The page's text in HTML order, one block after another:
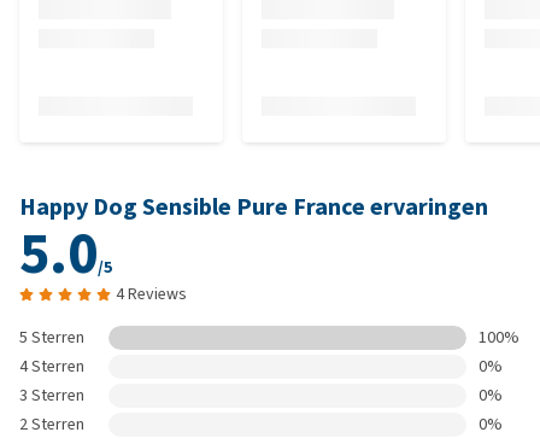
Happy Dog Sensible Pure France ervaringen
5.0/5
4 Reviews
5 Sterren
100%
4 Sterren
0%
3 Sterren
0%
2 Sterren
0%